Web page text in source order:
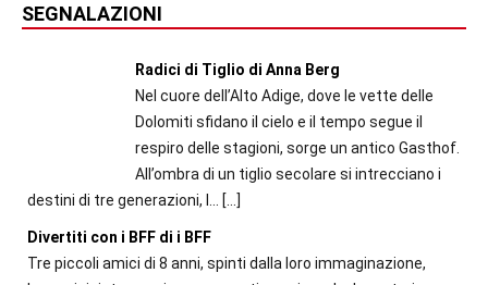
SEGNALAZIONI
Radici di Tiglio di Anna Berg
Nel cuore dell’Alto Adige, dove le vette delle
Dolomiti sfidano il cielo e il tempo segue il
respiro delle stagioni, sorge un antico Gasthof.
All’ombra di un tiglio secolare si intrecciano i
destini di tre generazioni, l...
[…]
Divertiti con i BFF di i BFF
Tre piccoli amici di 8 anni, spinti dalla loro immaginazione,